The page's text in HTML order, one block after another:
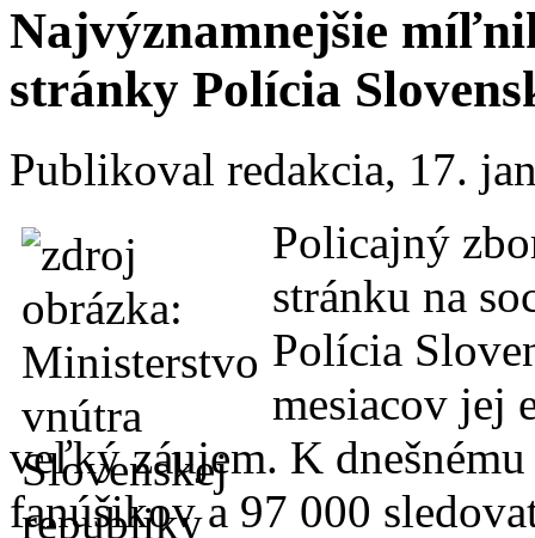
Najvýznamnejšie
stránky Polícia
Publikoval redakcia, 17.
Policajný
stránku na
Polícia
mesiacov jej
veľký záujem. K
fanúšikov a 97 000